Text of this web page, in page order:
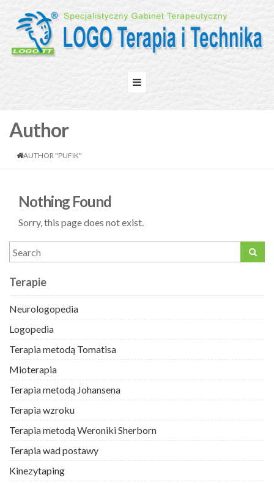
Author
AUTHOR "PUFIK"
Nothing Found
Sorry, this page does not exist.
Terapie
Neurologopedia
Logopedia
Terapia metodą Tomatisa
Mioterapia
Terapia metodą Johansena
Terapia wzroku
Terapia metodą Weroniki Sherborn
Terapia wad postawy
Kinezytaping